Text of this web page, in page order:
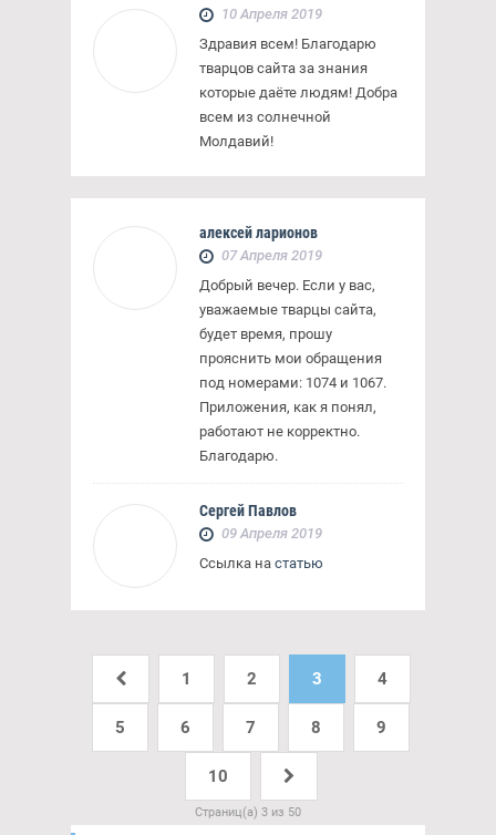
10 Апреля 2019
Здравия всем! Благодарю
тварцов сайта за знания
которые даёте людям! Добра
всем из солнечной
Молдавий!
алексей ларионов
07 Апреля 2019
Добрый вечер. Если у вас,
уважаемые тварцы сайта,
будет время, прошу
прояснить мои обращения
под номерами: 1074 и 1067.
Приложения, как я понял,
работают не корректно.
Благодарю.
Сергей Павлов
09 Апреля 2019
Ссылка на статью
1 2 3 4
5 6 7 8 9
10
Страниц(а) 3 из 50